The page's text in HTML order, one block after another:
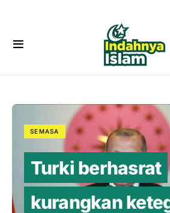
SEMASA
Turki berhasrat
kurangkan